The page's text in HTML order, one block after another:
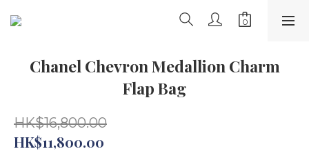
Chanel Chevron Medallion Charm
Flap Bag
HK$16,800.00
HK$11,800.00